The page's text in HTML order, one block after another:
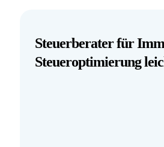
Steuerberater für
Steueroptimierung